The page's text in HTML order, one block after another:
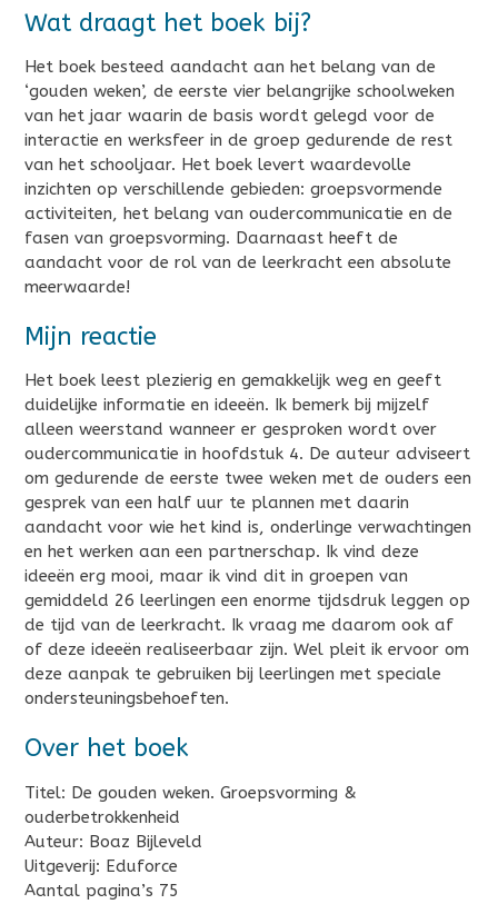
Wat draagt het boek bij?
Het boek besteed aandacht aan het belang van de
‘gouden weken’, de eerste vier belangrijke schoolweken
van het jaar waarin de basis wordt gelegd voor de
interactie en werksfeer in de groep gedurende de rest
van het schooljaar. Het boek levert waardevolle
inzichten op verschillende gebieden: groepsvormende
activiteiten, het belang van oudercommunicatie en de
fasen van groepsvorming. Daarnaast heeft de
aandacht voor de rol van de leerkracht een absolute
meerwaarde!
Mijn reactie
Het boek leest plezierig en gemakkelijk weg en geeft
duidelijke informatie en ideeën. Ik bemerk bij mijzelf
alleen weerstand wanneer er gesproken wordt over
oudercommunicatie in hoofdstuk 4. De auteur adviseert
om gedurende de eerste twee weken met de ouders een
gesprek van een half uur te plannen met daarin
aandacht voor wie het kind is, onderlinge verwachtingen
en het werken aan een partnerschap. Ik vind deze
ideeën erg mooi, maar ik vind dit in groepen van
gemiddeld 26 leerlingen een enorme tijdsdruk leggen op
de tijd van de leerkracht. Ik vraag me daarom ook af
of deze ideeën realiseerbaar zijn. Wel pleit ik ervoor om
deze aanpak te gebruiken bij leerlingen met speciale
ondersteuningsbehoeften.
Over het boek
Titel: De gouden weken. Groepsvorming &
ouderbetrokkenheid
Auteur: Boaz Bijleveld
Uitgeverij: Eduforce
Aantal pagina’s 75